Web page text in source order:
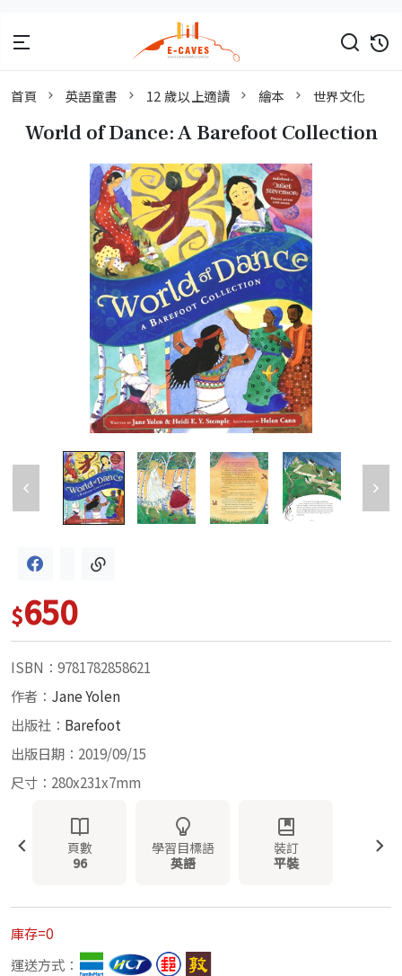
首頁 英語童書 12 歲以上適讀 繪本 世界文化
World of Dance: A Barefoot Collection
$650
ISBN：9781782858621
作者： Jane Yolen
出版社： Barefoot
出版日期：2019/09/15
尺寸：280x231x7mm
頁數
96
學習目標語
英語
裝訂
平裝
庫存=0
運送方式：